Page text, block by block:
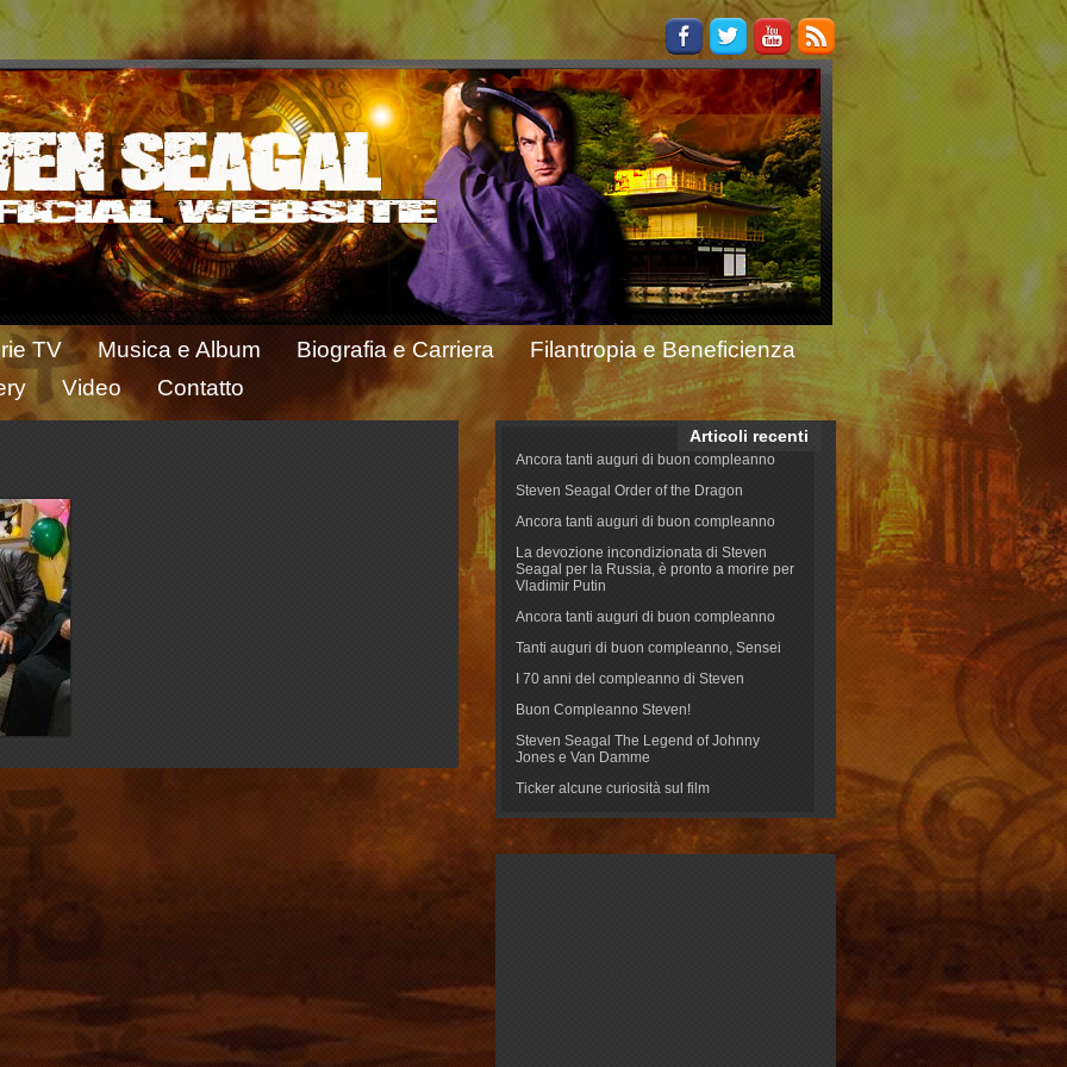
TV Musica e Album Biografia e Carriera
Filantropia e Beneficienza
Video Contatto
Articoli recenti
Ancora tanti auguri di buon compleanno
Steven Seagal Order of the Dragon
Ancora tanti auguri di buon compleanno
La devozione incondizionata di Steven
Seagal per la Russia, è pronto a morire per
Vladimir Putin
Ancora tanti auguri di buon compleanno
Tanti auguri di buon compleanno, Sensei
I 70 anni del compleanno di Steven
Buon Compleanno Steven!
Steven Seagal The Legend of Johnny
Jones e Van Damme
Ticker alcune curiosità sul film